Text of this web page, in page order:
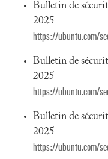
Bulletin de
2025
https://ubuntu.com/
Bulletin de
2025
https://ubuntu.com/
Bulletin de
2025
https://ubuntu.com/